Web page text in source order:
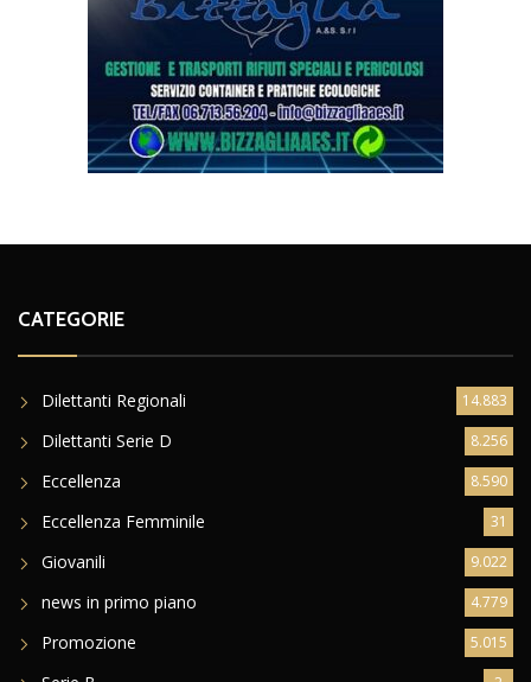
CATEGORIE
Dilettanti Regionali 14.883
Dilettanti Serie D 8.256
Eccellenza 8.590
Eccellenza Femminile 31
Giovanili 9.022
news in primo piano 4.779
Promozione 5.015